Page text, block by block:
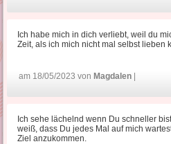
Ich habe mich in dich verliebt, weil du
Zeit, als ich mich nicht mal selbst lieben
am 18/05/2023 von Magdalen
Ich sehe lächelnd wenn Du schneller
weiß, dass Du jedes Mal auf mich
Ziel anzukommen.